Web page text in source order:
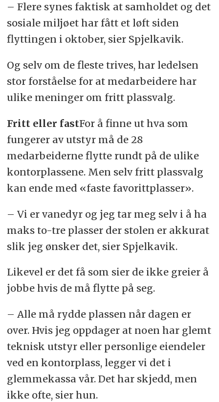
– Flere synes faktisk at samholdet og det
sosiale miljøet har fått et løft siden
flyttingen i oktober, sier Spjelkavik.
Og selv om de fleste trives, har ledelsen
stor forståelse for at medarbeidere har
ulike meninger om fritt plassvalg.
Fritt eller fastFor å finne ut hva som
fungerer av utstyr må de 28
medarbeiderne flytte rundt på de ulike
kontorplassene. Men selv fritt plassvalg
kan ende med «faste favorittplasser».
– Vi er vanedyr og jeg tar meg selv i å ha
maks to-tre plasser der stolen er akkurat
slik jeg ønsker det, sier Spjelkavik.
Likevel er det få som sier de ikke greier å
jobbe hvis de må flytte på seg.
– Alle må rydde plassen når dagen er
over. Hvis jeg oppdager at noen har glemt
teknisk utstyr eller personlige eiendeler
ved en kontorplass, legger vi det i
glemmekassa vår. Det har skjedd, men
ikke ofte, sier hun.